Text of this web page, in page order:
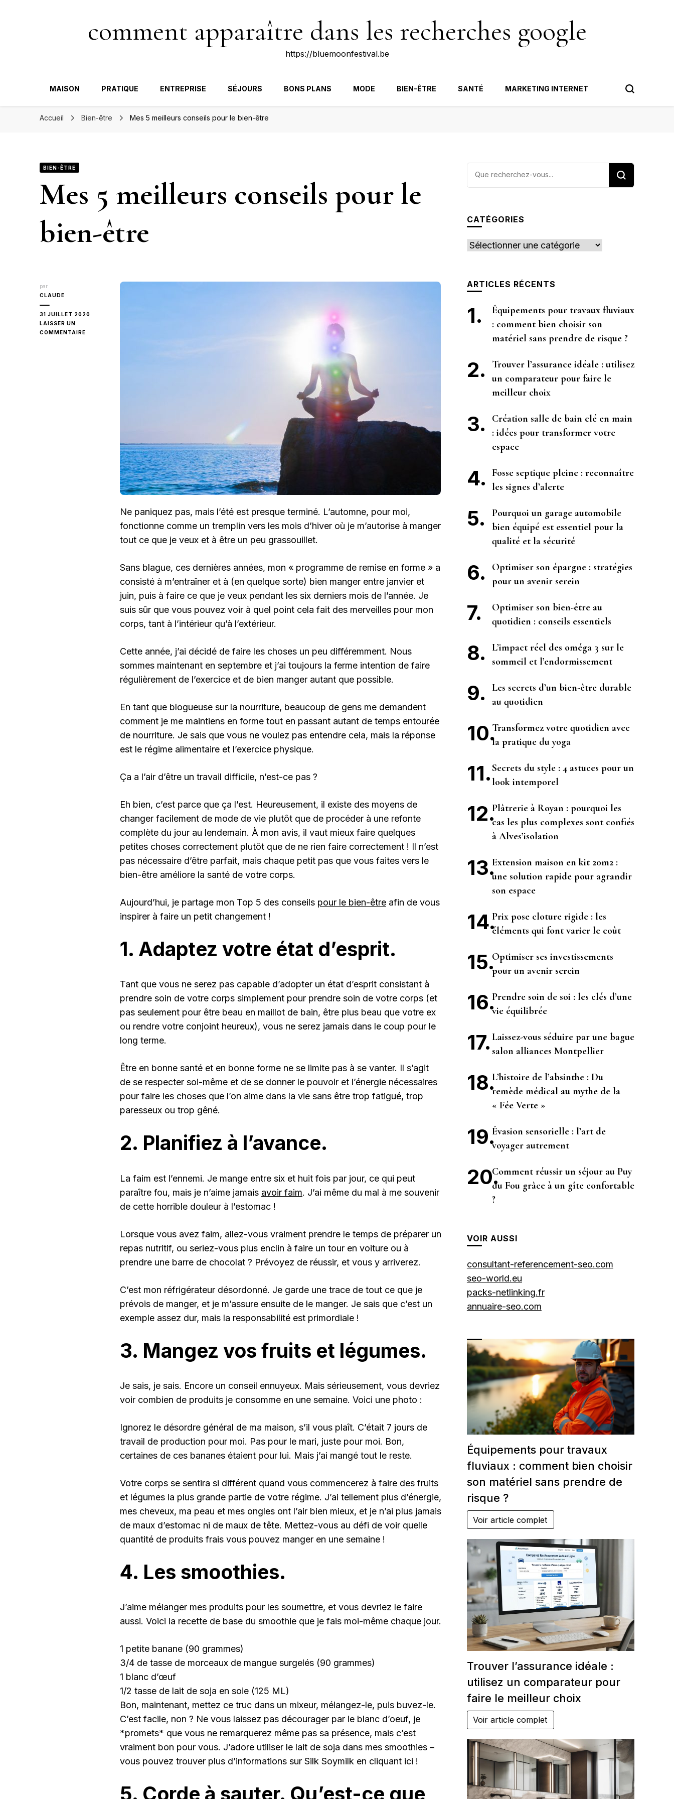
comment apparaître dans les recherches google
https://bluemoonfestival.be
MAISON PRATIQUE ENTREPRISE SÉJOURS BONS PLANS MODE BIEN-ÊTRE SANTÉ MARKETING INTERNET
Accueil Bien-être Mes 5 meilleurs conseils pour le bien-être
BIEN-ÊTRE
Mes 5 meilleurs conseils pour le
bien-être
par
CLAUDE
31 JUILLET 2020
LAISSER UN
COMMENTAIRE
Ne paniquez pas, mais l’été est presque terminé. L’automne, pour moi,
fonctionne comme un tremplin vers les mois d’hiver où je m’autorise à manger
tout ce que je veux et à être un peu grassouillet.
Sans blague, ces dernières années, mon « programme de remise en forme » a
consisté à m’entraîner et à (en quelque sorte) bien manger entre janvier et
juin, puis à faire ce que je veux pendant les six derniers mois de l’année. Je
suis sûr que vous pouvez voir à quel point cela fait des merveilles pour mon
corps, tant à l’intérieur qu’à l’extérieur.
Cette année, j’ai décidé de faire les choses un peu différemment. Nous
sommes maintenant en septembre et j’ai toujours la ferme intention de faire
régulièrement de l’exercice et de bien manger autant que possible.
En tant que blogueuse sur la nourriture, beaucoup de gens me demandent
comment je me maintiens en forme tout en passant autant de temps entourée
de nourriture. Je sais que vous ne voulez pas entendre cela, mais la réponse
est le régime alimentaire et l’exercice physique.
Ça a l’air d’être un travail difficile, n’est-ce pas ?
Eh bien, c’est parce que ça l’est. Heureusement, il existe des moyens de
changer facilement de mode de vie plutôt que de procéder à une refonte
complète du jour au lendemain. À mon avis, il vaut mieux faire quelques
petites choses correctement plutôt que de ne rien faire correctement ! Il n’est
pas nécessaire d’être parfait, mais chaque petit pas que vous faites vers le
bien-être améliore la santé de votre corps.
Aujourd’hui, je partage mon Top 5 des conseils pour le bien-être afin de vous
inspirer à faire un petit changement !
1. Adaptez votre état d’esprit.
Tant que vous ne serez pas capable d’adopter un état d’esprit consistant à
prendre soin de votre corps simplement pour prendre soin de votre corps (et
pas seulement pour être beau en maillot de bain, être plus beau que votre ex
ou rendre votre conjoint heureux), vous ne serez jamais dans le coup pour le
long terme.
Être en bonne santé et en bonne forme ne se limite pas à se vanter. Il s’agit
de se respecter soi-même et de se donner le pouvoir et l’énergie nécessaires
pour faire les choses que l’on aime dans la vie sans être trop fatigué, trop
paresseux ou trop gêné.
2. Planifiez à l’avance.
La faim est l’ennemi. Je mange entre six et huit fois par jour, ce qui peut
paraître fou, mais je n’aime jamais avoir faim. J’ai même du mal à me souvenir
de cette horrible douleur à l’estomac !
Lorsque vous avez faim, allez-vous vraiment prendre le temps de préparer un
repas nutritif, ou seriez-vous plus enclin à faire un tour en voiture ou à
prendre une barre de chocolat ? Prévoyez de réussir, et vous y arriverez.
C’est mon réfrigérateur désordonné. Je garde une trace de tout ce que je
prévois de manger, et je m’assure ensuite de le manger. Je sais que c’est un
exemple assez dur, mais la responsabilité est primordiale !
3. Mangez vos fruits et légumes.
Je sais, je sais. Encore un conseil ennuyeux. Mais sérieusement, vous devriez
voir combien de produits je consomme en une semaine. Voici une photo :
Ignorez le désordre général de ma maison, s’il vous plaît. C’était 7 jours de
travail de production pour moi. Pas pour le mari, juste pour moi. Bon,
certaines de ces bananes étaient pour lui. Mais j’ai mangé tout le reste.
Votre corps se sentira si différent quand vous commencerez à faire des fruits
et légumes la plus grande partie de votre régime. J’ai tellement plus d’énergie,
mes cheveux, ma peau et mes ongles ont l’air bien mieux, et je n’ai plus jamais
de maux d’estomac ni de maux de tête. Mettez-vous au défi de voir quelle
quantité de produits frais vous pouvez manger en une semaine !
4. Les smoothies.
J’aime mélanger mes produits pour les soumettre, et vous devriez le faire
aussi. Voici la recette de base du smoothie que je fais moi-même chaque jour.
1 petite banane (90 grammes)
3/4 de tasse de morceaux de mangue surgelés (90 grammes)
1 blanc d’œuf
1/2 tasse de lait de soja en soie (125 ML)
Bon, maintenant, mettez ce truc dans un mixeur, mélangez-le, puis buvez-le.
C’est facile, non ? Ne vous laissez pas décourager par le blanc d’oeuf, je
*promets* que vous ne remarquerez même pas sa présence, mais c’est
vraiment bon pour vous. J’adore utiliser le lait de soja dans mes smoothies –
vous pouvez trouver plus d’informations sur Silk Soymilk en cliquant ici !
5. Corde à sauter. Qu’est-ce que
Vous
CATÉGORIES
Catégories
ARTICLES RÉCENTS
Équipements pour travaux fluviaux
: comment bien choisir son
matériel sans prendre de risque ?
Trouver l’assurance idéale : utilisez
un comparateur pour faire le
meilleur choix
Création salle de bain clé en main
: idées pour transformer votre
espace
Fosse septique pleine : reconnaître
les signes d’alerte
Pourquoi un garage automobile
bien équipé est essentiel pour la
qualité et la sécurité
Optimiser son épargne : stratégies
pour un avenir serein
Optimiser son bien-être au
quotidien : conseils essentiels
L’impact réel des oméga 3 sur le
sommeil et l’endormissement
Les secrets d’un bien-être durable
au quotidien
Transformez votre quotidien avec
la pratique du yoga
Secrets du style : 4 astuces pour un
look intemporel
Plâtrerie à Royan : pourquoi les
cas les plus complexes sont confiés
à Alves’isolation
Extension maison en kit 20m2 :
une solution rapide pour agrandir
son espace
Prix pose cloture rigide : les
éléments qui font varier le coût
Optimiser ses investissements
pour un avenir serein
Prendre soin de soi : les clés d’une
vie équilibrée
Laissez-vous séduire par une bague
salon alliances Montpellier
L’histoire de l’absinthe : Du
remède médical au mythe de la
« Fée Verte »
Évasion sensorielle : l’art de
voyager autrement
Comment réussir un séjour au Puy
du Fou grâce à un gîte confortable
?
VOIR AUSSI
consultant-referencement-seo.com
seo-world.eu
packs-netlinking.fr
annuaire-seo.com
Équipements pour travaux
fluviaux : comment bien choisir
son matériel sans prendre de
risque ?
Voir article complet
Trouver l’assurance idéale :
utilisez un comparateur pour
faire le meilleur choix
Voir article complet